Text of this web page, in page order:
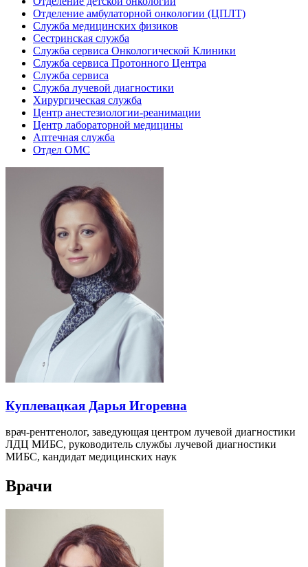
Отделение амбулаторной онкологии (ЦПЛТ)
Служба медицинских физиков
Сестринская служба
Служба сервиса Онкологической Клиники
Служба сервиса Протонного Центра
Служба сервиса
Служба лучевой диагностики
Хирургическая служба
Центр анестезиологии-реанимации
Центр лабораторной медицины
Аптечная служба
Отдел ОМС
Куплевацкая Дарья Игоревна
врач-рентгенолог, заведующая центром лучевой диагностики
ЛДЦ МИБС, руководитель службы лучевой диагностики
МИБС, кандидат медицинских наук
Врачи